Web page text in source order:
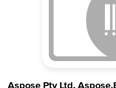
Aspose Pty Ltd.